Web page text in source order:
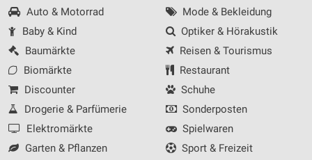
Auto & Motorrad
Baby & Kind
Baumärkte
Biomärkte
Discounter
Drogerie & Parfümerie
Elektromärkte
Garten & Pflanzen
Mode & Bekleidung
Optiker & Hörakustik
Reisen & Tourismus
Restaurant
Schuhe
Sonderposten
Spielwaren
Sport & Freizeit